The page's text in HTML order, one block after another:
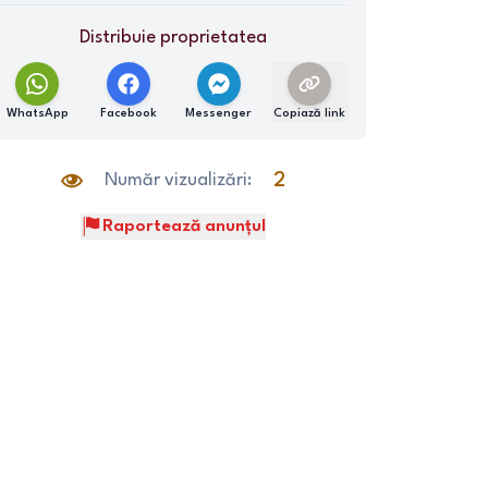
Distribuie proprietatea
WhatsApp Facebook Messenger Copiază link
Număr vizualizări: 2
Raportează anunțul